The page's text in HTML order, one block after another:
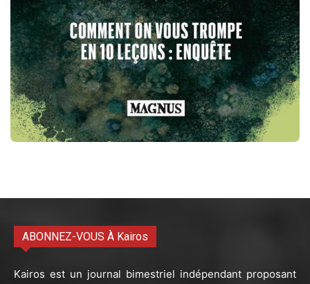
ABONNEZ-VOUS À Kairos
Kairos est un journal bimestriel indépendant proposant